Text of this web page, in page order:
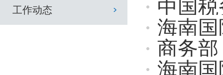
工作动态
中国
海南国
商务部
海南国际